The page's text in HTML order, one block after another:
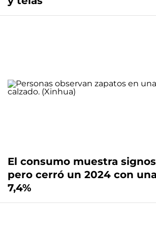
El consumo muestra
pero cerró un 2024 con
7,4%